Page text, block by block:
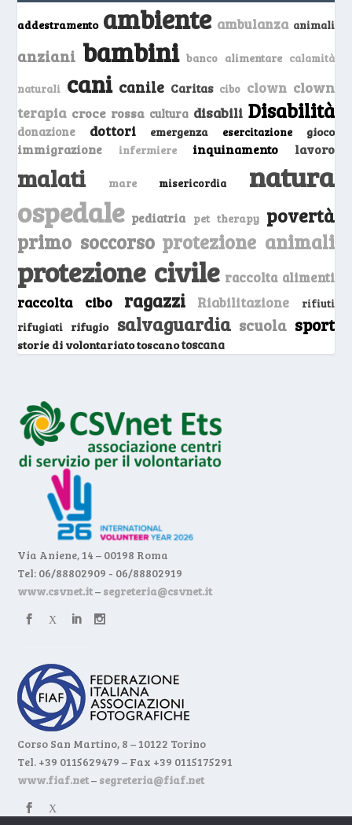
addestramento ambiente ambulanza animali
anziani bambini banco alimentare calamità
naturali cani canile Caritas cibo clown clown
terapia croce rossa cultura disabili Disabilità
donazione dottori emergenza esercitazione gioco
immigrazione infermiere inquinamento lavoro
malati mare misericordia natura
ospedale pediatria pet therapy povertà
primo soccorso protezione animali
protezione civile raccolta alimenti
raccolta cibo ragazzi Riabilitazione
rifiuti
rifugiati
rifugio salvaguardia scuola sport
storie di volontariato toscanotoscana
Via Aniene, 14 – 00198 Roma
Tel: 06/88802909 - 06/88802919
www.csvnet.it– segreteria@csvnet.it
Corso San Martino, 8 – 10122 Torino
Tel. +39 0115629479 – Fax +39 0115175291
www.fiaf.net– segreteria@fiaf.net